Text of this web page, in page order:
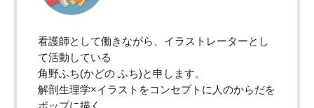
看護師として働きながら、イラストレーターとし
て活動している
角野ふち(かどの ふち)と申します。
解剖生理学×イラストをコンセプトに人のからだを
ポップに描く